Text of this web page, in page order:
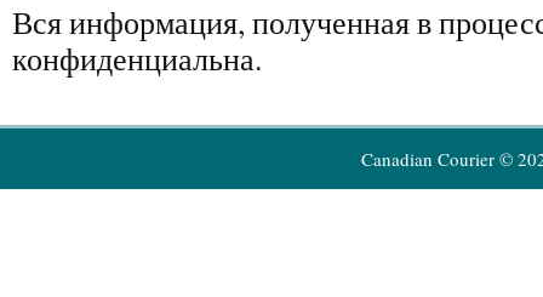
Вся информация, полученная в
конфиденциальна.
Canadian Courier ©